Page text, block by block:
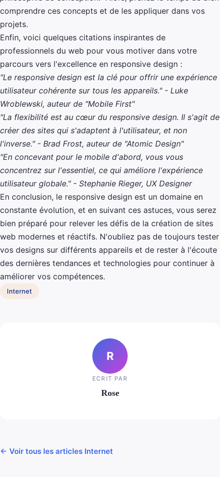
comprendre ces concepts et de les appliquer dans vos
projets.
Enfin, voici quelques citations inspirantes de
professionnels du web pour vous motiver dans votre
parcours vers l'excellence en responsive design :
"Le responsive design est la clé pour offrir une expérience
utilisateur cohérente sur tous les appareils." - Luke
Wroblewski, auteur de "Mobile First"
"La flexibilité est au cœur du responsive design. Il s'agit de
créer des sites qui s'adaptent à l'utilisateur, et non
l'inverse." - Brad Frost, auteur de "Atomic Design"
"En concevant pour le mobile d'abord, vous vous
concentrez sur l'essentiel, ce qui améliore l'expérience
utilisateur globale." - Stephanie Rieger, UX Designer
En conclusion, le responsive design est un domaine en
constante évolution, et en suivant ces astuces, vous serez
bien préparé pour relever les défis de la création de sites
web modernes et réactifs. N'oubliez pas de toujours tester
vos designs sur différents appareils et de rester à l'écoute
des dernières tendances et technologies pour continuer à
améliorer vos compétences.
Internet
R
ECRIT PAR
Rose
← Voir tous les articles Internet